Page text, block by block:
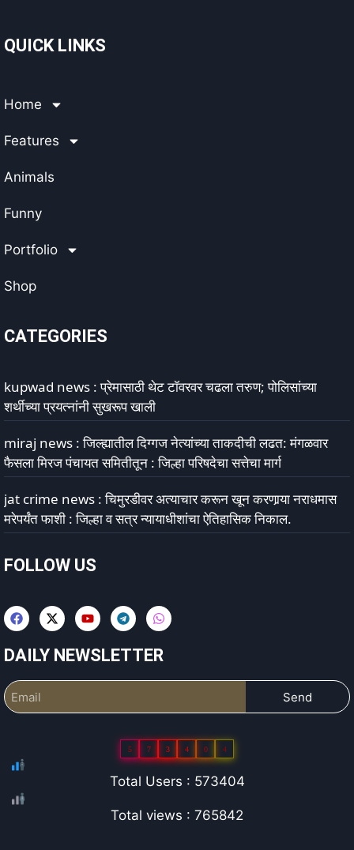
QUICK LINKS
Home
Features
Animals
Funny
Portfolio
Shop
CATEGORIES
kupwad news : प्रेमासाठी थेट टॉवरवर चढला तरुण; पोलिसांच्या
शर्थीच्या प्रयत्नांनी सुखरूप खाली
miraj news : जिल्ह्यातील दिग्गज नेत्यांच्या ताकदीची लढत: मंगळवार
फैसला मिरज पंचायत समितीतून : जिल्हा परिषदेचा सत्तेचा मार्ग
jat crime news : चिमुरडीवर अत्याचार करून खून करणार्‍या नराधमास
मरेपर्यंत फाशी : जिल्हा व सत्र न्यायाधीशांचा ऐतिहासिक निकाल.
FOLLOW US
DAILY NEWSLETTER
Send
5 7 3 4 0 4
Total Users : 573404
Total views : 765842